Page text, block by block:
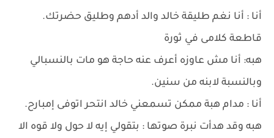
أنا : أنا نغم طليقة خالد والد أدهم وطليق حضرتك.
قاطعة كلامى في ثورة
هبه: أنا مش عاوزه أعرف عنه حاجة هو مات بالنسبالي
وبالنسبة لابنه من سنين.
أنا : مدام هبة ممكن تسمعني خالد انتحر اتوفى إمبارح.
هبه وقد هدأت نبرة صوتها : بتقولي إيه لا حول ولا قوه الا